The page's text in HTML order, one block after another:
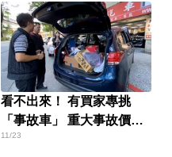
看不出來！ 有買家專挑
「事故車」 重大事故價格1
折砍
11/23